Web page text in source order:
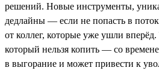
решений. Новые инструменты,
дедлайны — если не попасть в
от коллег, которые уже ушли
который нельзя копить — со
в выгорание и может привести к